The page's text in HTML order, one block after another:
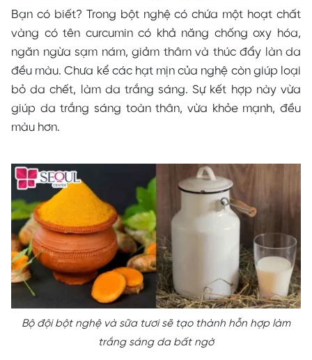
Bạn có biết? Trong bột nghệ có chứa một hoạt chất
vàng có tên curcumin có khả năng chống oxy hóa,
ngăn ngừa sạm nám, giảm thâm và thúc đẩy làn da
đều màu. Chưa kể các hạt mịn của nghệ còn giúp loại
bỏ da chết, làm da trắng sáng. Sự kết hợp này vừa
giúp da trắng sáng toàn thân, vừa khỏe mạnh, đều
màu hơn.
Bộ đội bột nghệ và sữa tươi sẽ tạo thành hỗn hợp làm
trắng sáng da bất ngờ